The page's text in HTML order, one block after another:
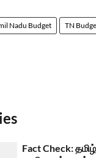
Nadu Budget TN
Fact Check: